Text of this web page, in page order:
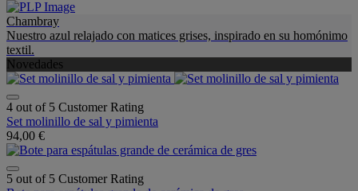
Chambray
Nuestro azul relajado con matices grises, inspirado en su homónimo
textil.
Novedades
4 out of 5 Customer Rating
Set molinillo de sal y pimienta
94,00 €
5 out of 5 Customer Rating